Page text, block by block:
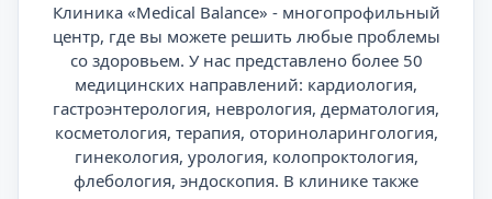
Клиника «Medical Balance» - многопрофильный
центр, где вы можете решить любые проблемы
со здоровьем. У нас представлено более 50
медицинских направлений: кардиология,
гастроэнтерология, неврология, дерматология,
косметология, терапия, оториноларингология,
гинекология, урология, колопроктология,
флебология, эндоскопия. В клинике также